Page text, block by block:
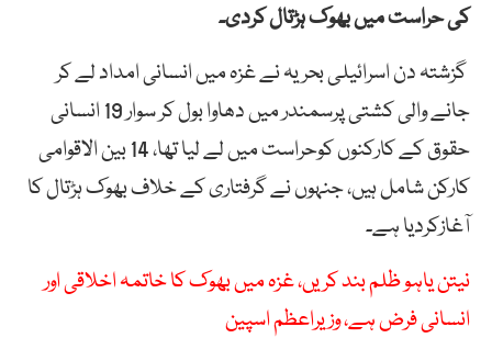
کی حراست میں بھوک ہڑتال کردی۔
گزشتہ دن اسرائیلی بحریہ نے غزہ میں انسانی امداد لے کر
جانے والی کشتی پرسمندر میں دھاوا بول کر سوار 19 انسانی
حقوق کے کارکنوں کوحراست میں لے لیا تھا، 14 بین الاقوامی
کارکن شامل ہیں، جنہوں نے گرفتاری کے خلاف بھوک ہڑتال کا
آغازکردیا ہے۔
نیتن یاہو ظلم بند کریں، غزہ میں بھوک کا خاتمہ اخلاقی اور
انسانی فرض ہے، وزیراعظم اسپین